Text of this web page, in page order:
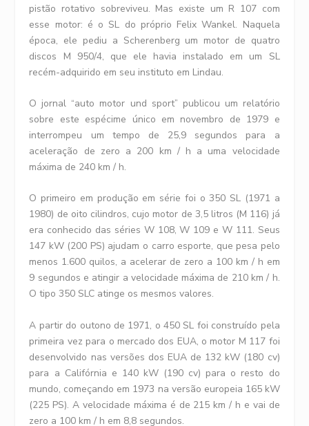
pistão rotativo sobreviveu. Mas existe um R 107 com
esse motor: é o SL do próprio Felix Wankel. Naquela
época, ele pediu a Scherenberg um motor de quatro
discos M 950/4, que ele havia instalado em um SL
recém-adquirido em seu instituto em Lindau.
O jornal “auto motor und sport” publicou um relatório
sobre este espécime único em novembro de 1979 e
interrompeu um tempo de 25,9 segundos para a
aceleração de zero a 200 km / h a uma velocidade
máxima de 240 km / h.
O primeiro em produção em série foi o 350 SL (1971 a
1980) de oito cilindros, cujo motor de 3,5 litros (M 116) já
era conhecido das séries W 108, W 109 e W 111. Seus
147 kW (200 PS) ajudam o carro esporte, que pesa pelo
menos 1.600 quilos, a acelerar de zero a 100 km / h em
9 segundos e atingir a velocidade máxima de 210 km / h.
O tipo 350 SLC atinge os mesmos valores.
A partir do outono de 1971, o 450 SL foi construído pela
primeira vez para o mercado dos EUA, o motor M 117 foi
desenvolvido nas versões dos EUA de 132 kW (180 cv)
para a Califórnia e 140 kW (190 cv) para o resto do
mundo, começando em 1973 na versão europeia 165 kW
(225 PS). A velocidade máxima é de 215 km / h e vai de
zero a 100 km / h em 8,8 segundos.